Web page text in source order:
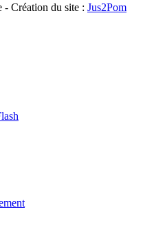
Création du site : Jus2Pom